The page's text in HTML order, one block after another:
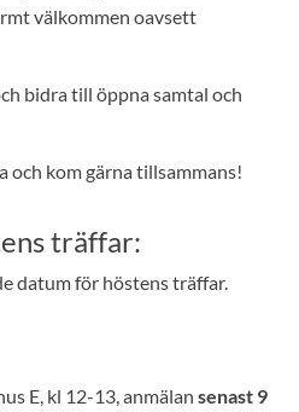
välkommen oavsett
bidra till öppna samtal och
och kom gärna tillsammans!
träffar:
datum för höstens träffar.
E, kl 12-13, anmälan senast 9